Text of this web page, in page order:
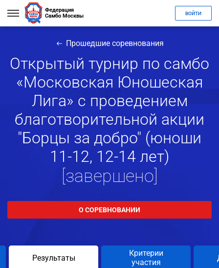
Федерация
Самбо Москвы
ВОЙТИ
Прошедшие соревнования
Открытый турнир по самбо
«Московская Юношеская
Лига» с проведением
благотворительной акции
"Борцы за добро" (юноши
11-12, 12-14 лет)
[завершено]
О СОРЕВНОВАНИИ
Результаты
Критерии
участия